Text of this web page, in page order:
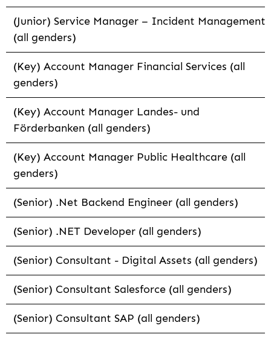
(Junior) Service Manager – Incident Management
(all genders)
(Key) Account Manager Financial Services (all
genders)
(Key) Account Manager Landes- und
Förderbanken (all genders)
(Key) Account Manager Public Healthcare (all
genders)
(Senior) .Net Backend Engineer (all genders)
(Senior) .NET Developer (all genders)
(Senior) Consultant - Digital Assets (all genders)
(Senior) Consultant Salesforce (all genders)
(Senior) Consultant SAP (all genders)